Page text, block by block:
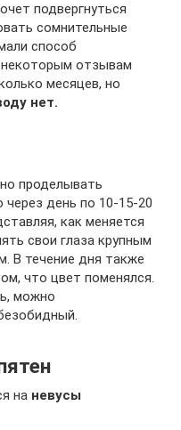
подвергнуться
сомнительные
способ
отзывам
месяцев, но
нет.
проделывать
через день по 10-15-20
как меняется
свои глаза крупным
В течение дня также
что цвет поменялся.
можно
на невусы